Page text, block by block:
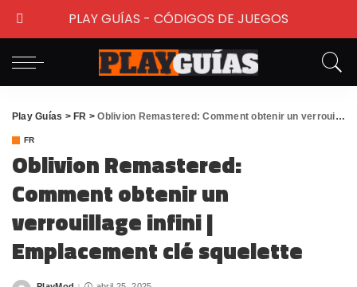
Play Guías > FR >Oblivion Remastered: Comment obtenir un verrouillage infini | Emplacement clé squelette
FR
Oblivion Remastered:
Comment obtenir un
verrouillage infini |
Emplacement clé squelette
PLAY GUÍAS - CÓDIGOS DE JUEGOS